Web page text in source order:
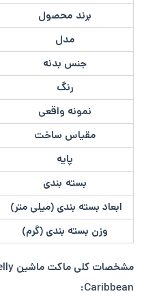
برند محصول
مدل
جنس بدنه
رنگ
نمونه واقعی
مقیاس ساخت
پایه
بسته بندی
ابعاد بسته بندی (میلی متر)
وزن بسته بندی (گرم)
مشخصات کلی ماکت
Caribbean: